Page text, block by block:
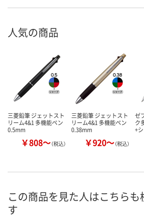
人気の商品
三菱鉛筆 ジェットスト
リーム4&1 多機能ペン
0.5mm
￥808～（税込）
三菱鉛筆 ジェットスト
リーム4&1 多機能ペン
0.38mm
￥920～（税込）
ゼ
ク
+
この商品を見た人はこちら
す